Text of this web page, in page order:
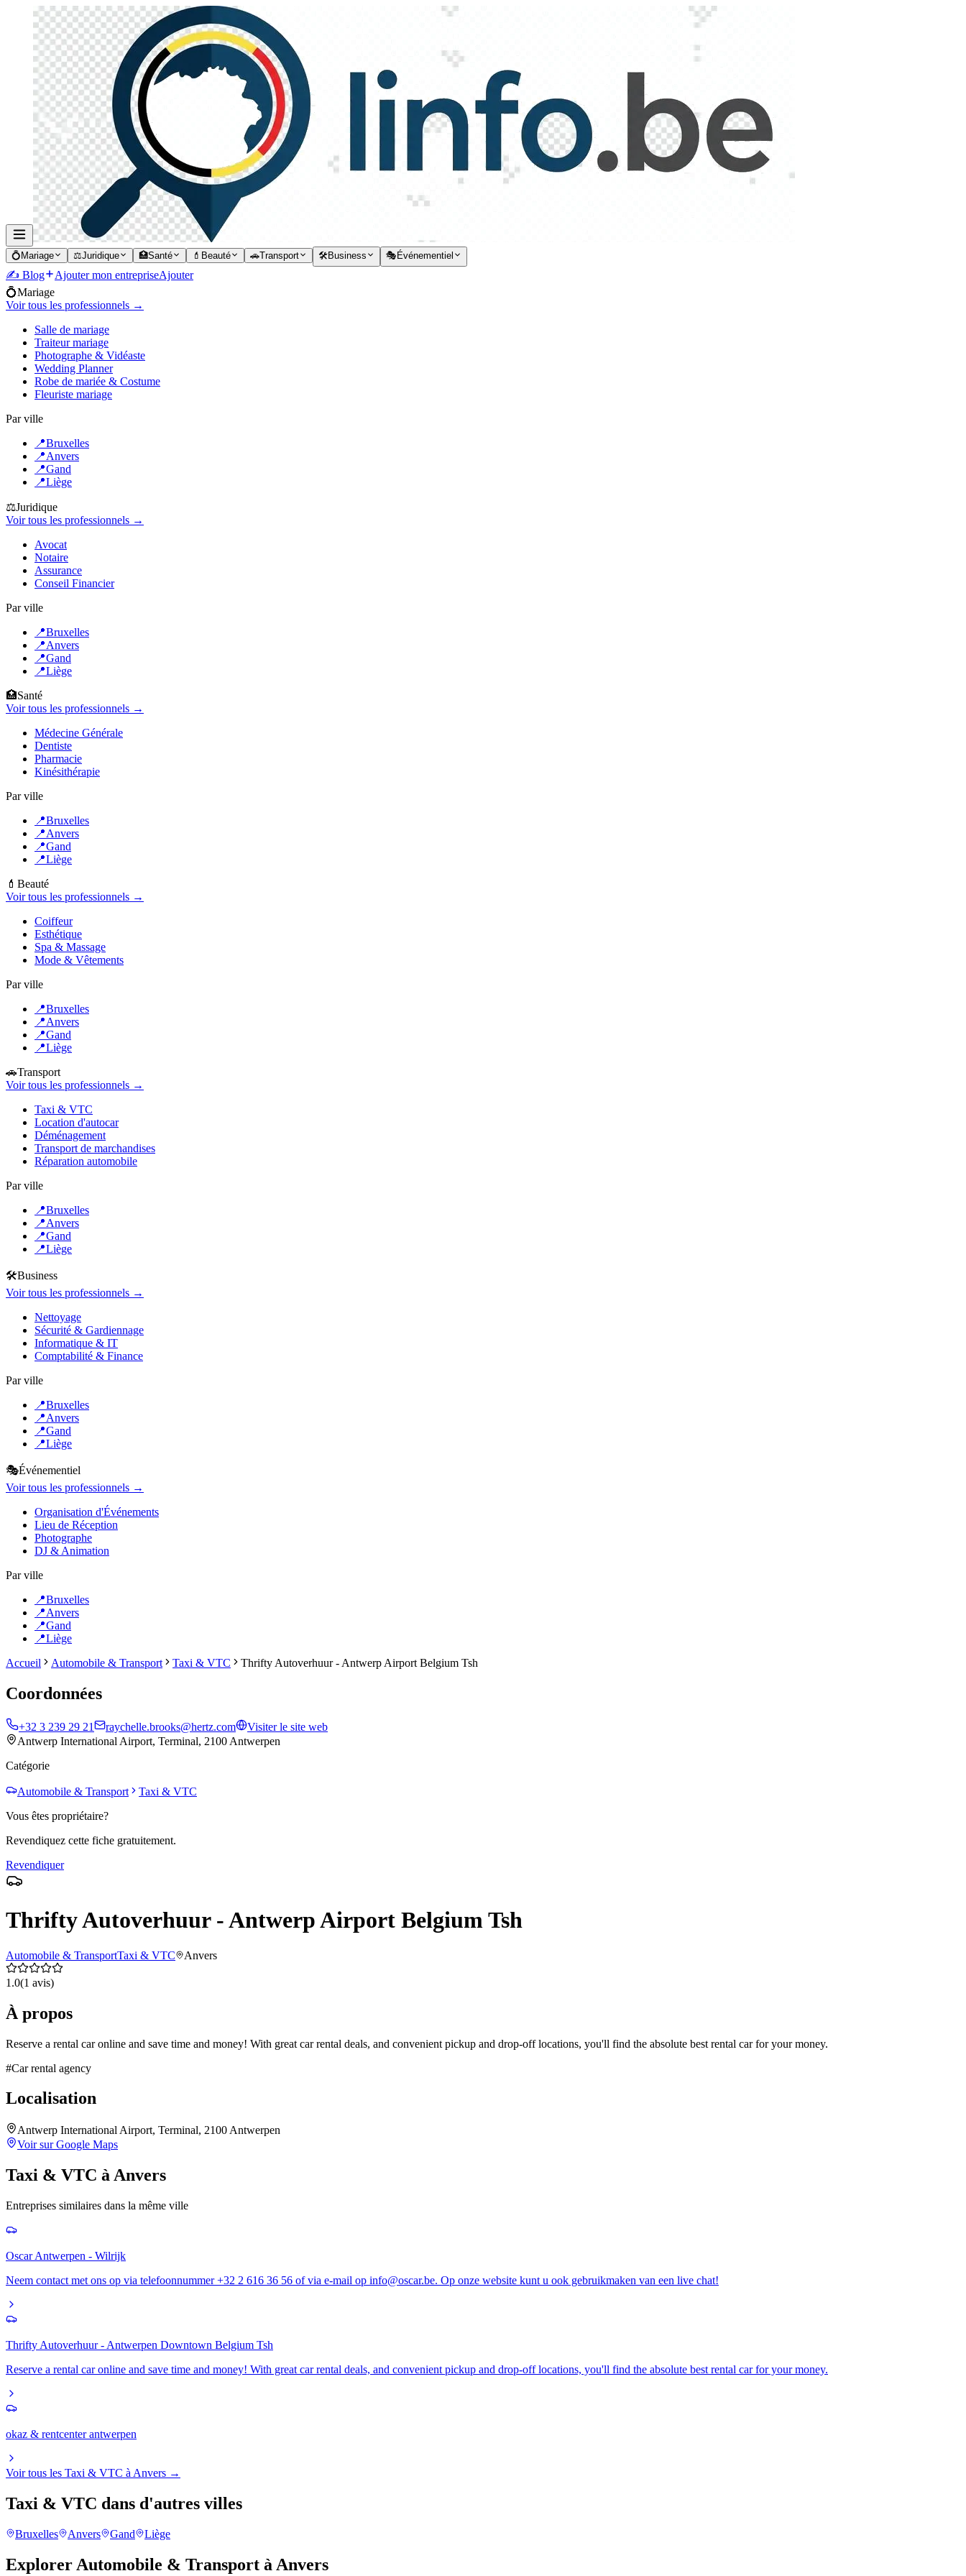
💍 Mariage ⚖️Juridique 🏥Santé 💄 Beauté 🚗Transport 🛠️Business 🎭 Événementiel
✍️ Blog Ajouter mon entrepriseAjouter
💍Mariage
Voir tous les professionnels →
Salle de mariage
Traiteur mariage
Photographe & Vidéaste
Wedding Planner
Robe de mariée & Costume
Fleuriste mariage
Par ville
📍Bruxelles
📍Anvers
📍Gand
📍Liège
⚖️Juridique
Voir tous les professionnels →
Avocat
Notaire
Assurance
Conseil Financier
Par ville
📍Bruxelles
📍Anvers
📍Gand
📍Liège
🏥Santé
Voir tous les professionnels →
Médecine Générale
Dentiste
Pharmacie
Kinésithérapie
Par ville
📍Bruxelles
📍Anvers
📍Gand
📍Liège
💄 Beauté
Voir tous les professionnels →
Coiffeur
Esthétique
Spa & Massage
Mode & Vêtements
Par ville
📍Bruxelles
📍Anvers
📍Gand
📍Liège
🚗Transport
Voir tous les professionnels →
Taxi & VTC
Location d'autocar
Déménagement
Transport de marchandises
Réparation automobile
Par ville
📍Bruxelles
📍Anvers
📍Gand
📍Liège
🛠️Business
Voir tous les professionnels →
Nettoyage
Sécurité & Gardiennage
Informatique & IT
Comptabilité & Finance
Par ville
📍Bruxelles
📍Anvers
📍Gand
📍Liège
🎭Événementiel
Voir tous les professionnels →
Organisation d'Événements
Lieu de Réception
Photographe
DJ & Animation
Par ville
📍Bruxelles
📍Anvers
📍Gand
📍Liège
Accueil
Automobile & Transport Taxi & VTC Thrifty Autoverhuur - Antwerp Airport Belgium Tsh
Coordonnées
+32 3 239 29 21 raychelle.brooks@hertz.com
Visiter le site web
Antwerp International Airport, Terminal, 2100 Antwerpen
Catégorie
Automobile & Transport
Taxi & VTC
Vous êtes propriétaire?
Revendiquez cette fiche gratuitement.
Revendiquer
Thrifty Autoverhuur - Antwerp Airport Belgium Tsh
Automobile & TransportTaxi & VTC Anvers
1.0(1 avis)
À propos
Reserve a rental car online and save time and money! With great car rental deals, and convenient pickup and drop-off locations, you'll find the absolute best rental car for your money.
#Car rental agency
Localisation
Antwerp International Airport, Terminal, 2100 Antwerpen
Voir sur Google Maps
Taxi & VTC àAnvers
Entreprises similaires dans la même ville
Oscar Antwerpen - Wilrijk
Neem contact met ons op via telefoonnummer +32 2 616 36 56 of via e-mail op info@oscar.be. Op onze website kunt u ook gebruikmaken van een live chat!
Thrifty Autoverhuur - Antwerpen Downtown Belgium Tsh
Reserve a rental car online and save time and money! With great car rental deals, and convenient pickup and drop-off locations, you'll find the absolute best rental car for your money.
okaz & rentcenter antwerpen
Voir tous les Taxi & VTC à Anvers →
Taxi & VTC dans d'autres villes
Bruxelles Anvers Gand Liège
Explorer Automobile & Transport à Anvers